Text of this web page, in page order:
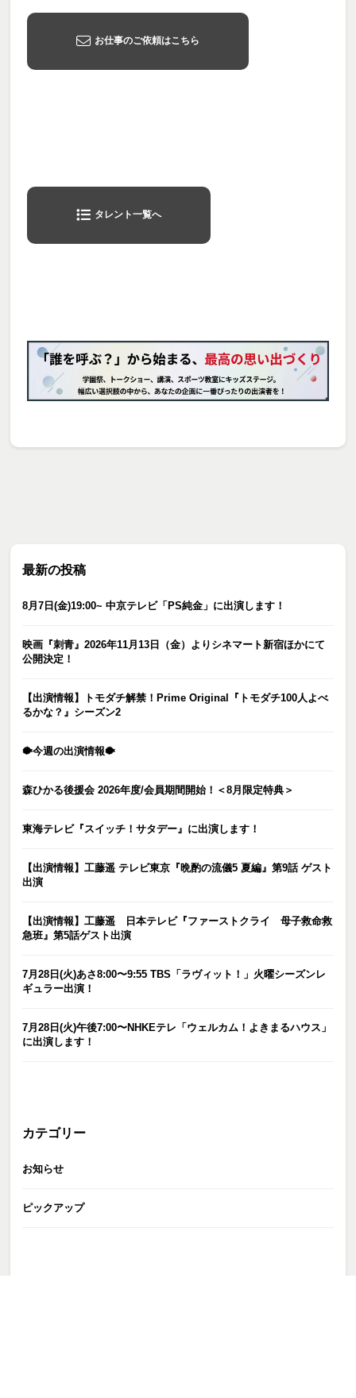
お仕事のご依頼はこちら
タレント一覧へ
最新の投稿
8月7日(金)19:00~ 中京テレビ「PS純金」に出演します！
映画『刺青』2026年11月13日（金）よりシネマート新宿ほかにて
公開決定！
【出演情報】トモダチ解禁！Prime Original『トモダチ100人よべ
るかな？』シーズン2
🐡今週の出演情報🐡
森ひかる後援会 2026年度/会員期間開始！＜8月限定特典＞
東海テレビ『スイッチ！サタデー』に出演します！
【出演情報】工藤遥 テレビ東京『晩酌の流儀5 夏編』第9話 ゲスト
出演
【出演情報】工藤遥 日本テレビ『ファーストクライ 母子救命救
急班』第5話ゲスト出演
7月28日(火)あさ8:00〜9:55 TBS「ラヴィット！」火曜シーズンレ
ギュラー出演！
7月28日(火)午後7:00〜NHKEテレ「ウェルカム！よきまるハウス」
に出演します！
カテゴリー
お知らせ
ピックアップ